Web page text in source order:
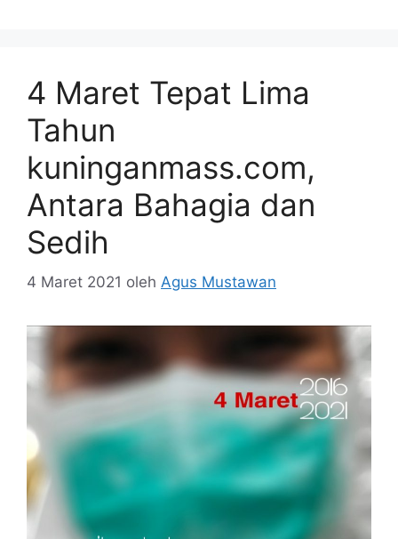
4 Maret Tepat Lima
Tahun
kuninganmass.com,
Antara Bahagia dan
Sedih
4 Maret 2021 oleh Agus Mustawan